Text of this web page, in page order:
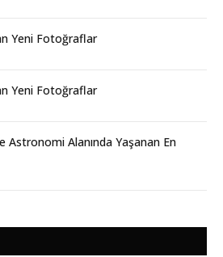
Yeni Fotoğraflar
Yeni Fotoğraflar
Astronomi Alanında Yaşanan En